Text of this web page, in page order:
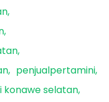
penjualpertamini
konawe selatan